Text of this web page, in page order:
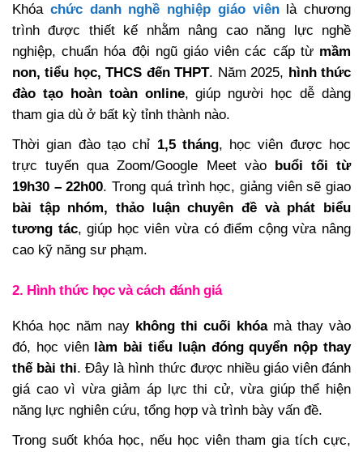
Khóa chức danh nghề nghiệp giáo viênlà chương
trình được thiết kế nhằm nâng cao năng lực nghề
nghiệp, chuẩn hóa đội ngũ giáo viên các cấp từ mầm
non, tiểu học, THCS đến THPT. Năm 2025, hình thức
đào tạo hoàn toàn online, giúp người học dễ dàng
tham gia dù ở bất kỳ tỉnh thành nào.
Thời gian đào tạo chỉ 1,5 tháng, học viên được học
trực tuyến qua Zoom/Google Meet vào buổi tối từ
19h30 – 22h00. Trong quá trình học, giảng viên sẽ giao
bài tập nhóm, thảo luận chuyên đề và phát biểu
tương tác, giúp học viên vừa có điểm cộng vừa nâng
cao kỹ năng sư phạm.
2. Hình thức học và cách đánh giá
Khóa học năm nay không thi cuối khóamà thay vào
đó, học viên làm bài tiểu luận đóng quyển nộp thay
thế bài thi. Đây là hình thức được nhiều giáo viên đánh
giá cao vì vừa giảm áp lực thi cử, vừa giúp thể hiện
năng lực nghiên cứu, tổng hợp và trình bày vấn đề.
Trong suốt khóa học, nếu học viên tham gia tích cực,